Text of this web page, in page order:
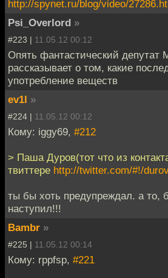
http://spynet.ru/blog/video/
Psi_Overlord »
#223 | 11.05.12 00:12
Опять фантастический депутат
рассказывает о том, какие
употребление веществ
ev1l »
#224 | 11.05.12 00:12
Кому: iggy69, #212
> Паша Дуров(тот что из
твиттере http://twitter.com/#!/
ты бы хоть предупреждал. а то,
наступил!!!
Bambr »
#225 | 11.05.12 00:14
Кому: rppfsp, #221